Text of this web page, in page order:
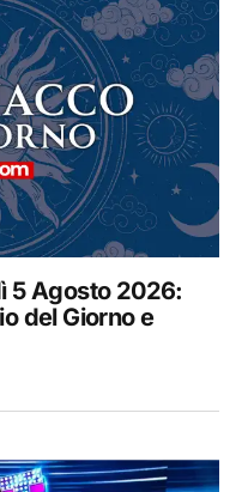
5 Agosto 2026:
del Giorno e